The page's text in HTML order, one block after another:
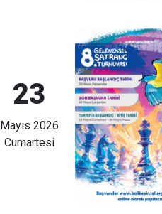
23
Mayıs 2026
Cumartesi